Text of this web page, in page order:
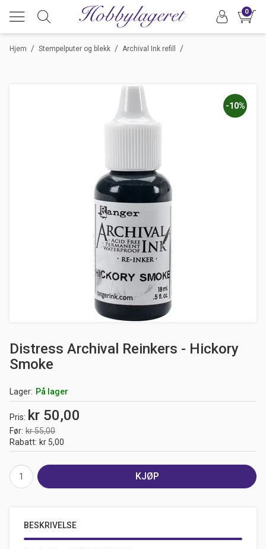
0
/
Hjem /
Stempelputer og blekk /
Archival Ink refill
-10%
Distress Archival Reinkers - Hickory
Smoke
Lager På lager
Pris kr 50,00
Før kr 55,00
Rabatt kr 5,00
KJØP
BESKRIVELSE